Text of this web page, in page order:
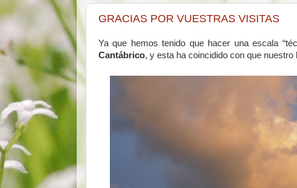
GRACIAS POR VUESTRAS VISITAS
Ya que hemos tenido que hacer una escala
Cantábrico, y esta ha coincidido con que nuestro